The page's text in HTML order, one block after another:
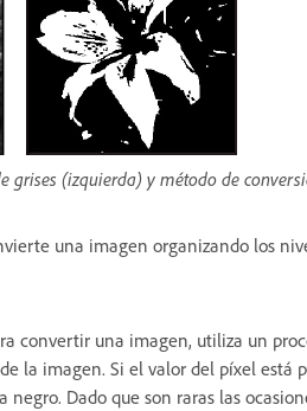
grises (izquierda) y método de
una imagen organizando los
convertir una imagen, utiliza un
la imagen. Si el valor del píxel está
negro. Dado que son raras las